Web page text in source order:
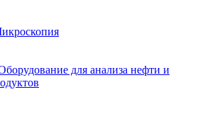
для анализа нефти и